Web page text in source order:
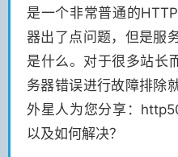
是一个非常普通的
器出了点问题，但是服
是什么。对于很多站长
务器错误进行故障排除
外星人为您分享：
以及如何解决？